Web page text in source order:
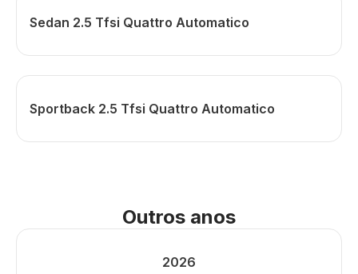
Sedan 2.5 Tfsi Quattro Automatico
Sportback 2.5 Tfsi Quattro Automatico
Outros anos
2026